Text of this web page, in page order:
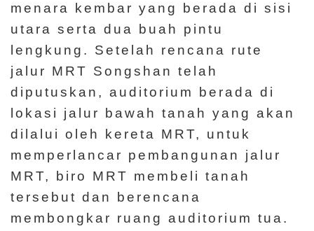
menara kembar yang berada di sisi
utara serta dua buah pintu
lengkung. Setelah rencana rute
jalur MRT Songshan telah
diputuskan, auditorium berada di
lokasi jalur bawah tanah yang akan
dilalui oleh kereta MRT, untuk
memperlancar pembangunan jalur
MRT, biro MRT membeli tanah
tersebut dan berencana
membongkar ruang auditorium tua.